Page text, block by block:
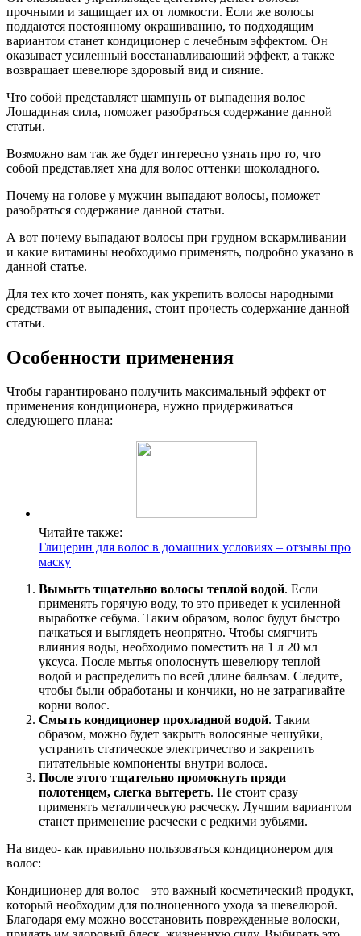
прочными и защищает их от ломкости. Если же волосы
поддаются постоянному окрашиванию, то подходящим
вариантом станет кондиционер с лечебным эффектом. Он
оказывает усиленный восстанавливающий эффект, а также
возвращает шевелюре здоровый вид и сияние.
Что собой представляет шампунь от выпадения волос
Лошадиная сила, поможет разобраться содержание данной
статьи.
Возможно вам так же будет интересно узнать про то, что
собой представляет хна для волос оттенки шоколадного.
Почему на голове у мужчин выпадают волосы, поможет
разобраться содержание данной статьи.
А вот почему выпадают волосы при грудном вскармливании
и какие витамины необходимо применять, подробно указано в
данной статье.
Для тех кто хочет понять, как укрепить волосы народными
средствами от выпадения, стоит прочесть содержание данной
статьи.
Особенности применения
Чтобы гарантировано получить максимальный эффект от
применения кондиционера, нужно придерживаться
следующего плана:
Читайте также:
Глицерин для волос в домашних условиях – отзывы про
маску
Вымыть тщательно волосы теплой водой. Если
применять горячую воду, то это приведет к усиленной
выработке себума. Таким образом, волос будут быстро
пачкаться и выглядеть неопрятно. Чтобы смягчить
влияния воды, необходимо поместить на 1 л 20 мл
уксуса. После мытья ополоснуть шевелюру теплой
водой и распределить по всей длине бальзам. Следите,
чтобы были обработаны и кончики, но не затрагивайте
корни волос.
Смыть кондиционер прохладной водой. Таким
образом, можно будет закрыть волосяные чешуйки,
устранить статическое электричество и закрепить
питательные компоненты внутри волоса.
После этого тщательно промокнуть пряди
полотенцем, слегка вытереть. Не стоит сразу
применять металлическую расческу. Лучшим вариантом
станет применение расчески с редкими зубьями.
На видео- как правильно пользоваться кондиционером для
волос:
Кондиционер для волос – это важный косметический продукт,
который необходим для полноценного ухода за шевелюрой.
Благодаря ему можно восстановить поврежденные волоски,